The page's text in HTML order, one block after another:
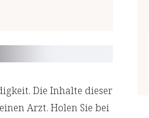
Die Inhalte dieser
Arzt. Holen Sie bei